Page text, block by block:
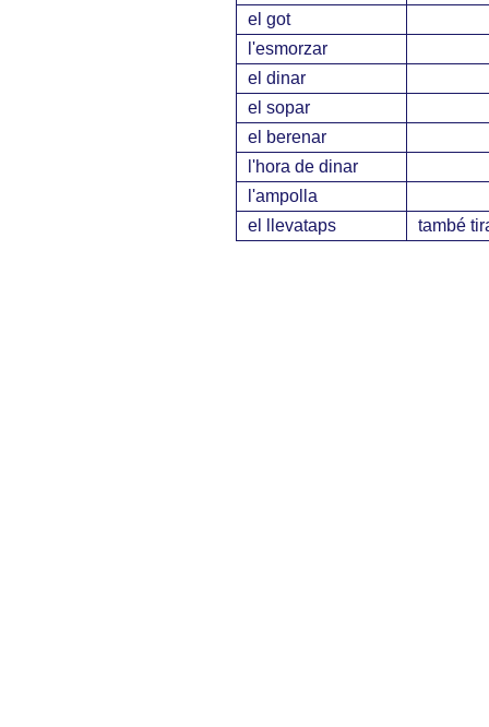
el got
l'esmorzar
el dinar
el sopar
el berenar
l'hora de dinar
l'ampolla
el llevataps
també